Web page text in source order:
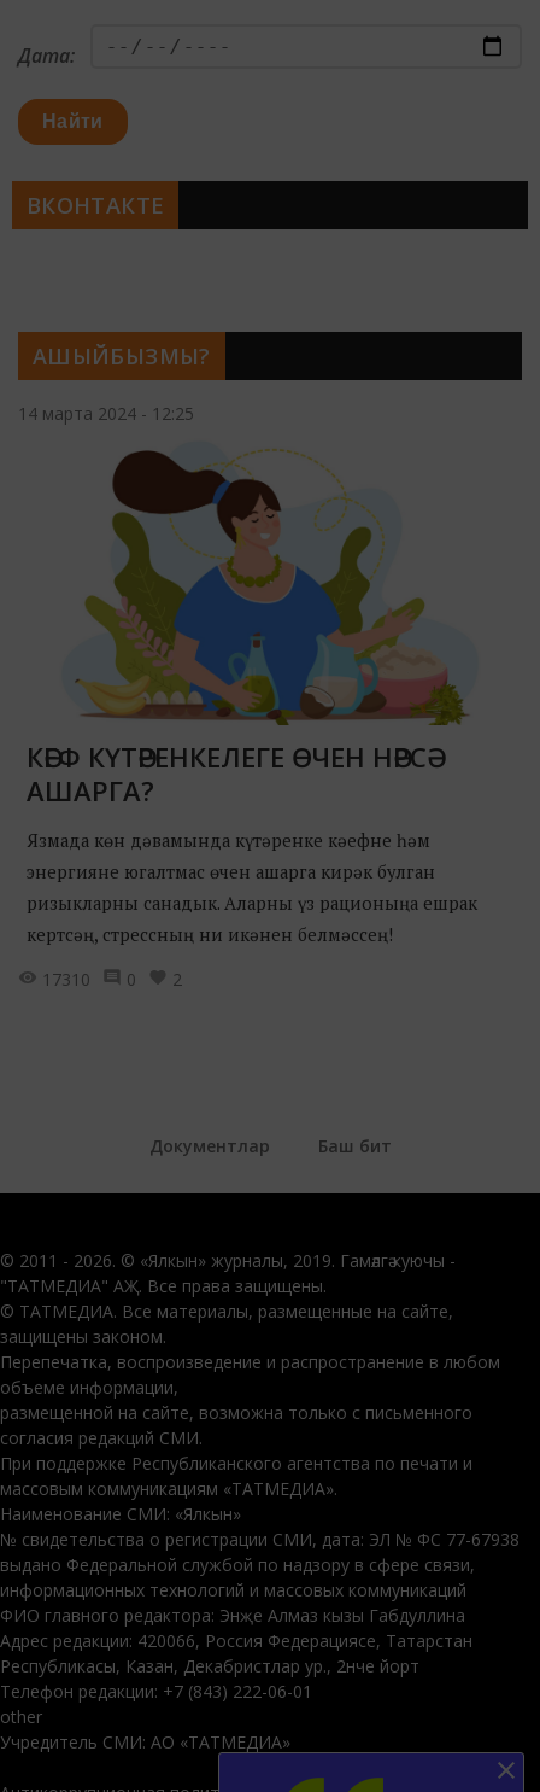
АШЫЙБЫЗМЫ?
14 марта 2024 - 12:25
КӘЕФ КҮТӘРЕНКЕЛЕГЕ ӨЧЕН НӘРСӘ
АШАРГА?
Язмада көн дәвамында күтәренке кәефне һәм
энергияне югалтмас өчен ашарга кирәк булган
ризыкларны санадык. Аларны үз рационыңа ешрак
кертсәң, стрессның ни икәнен белмәссең!
17310
0 2
Дата:
Найти
ВКОНТАКТЕ
Документлар Баш бит
© 2011 - 2026. © «Ялкын» журналы, 2019. Гамәлгә куючы -
"ТАТМЕДИА" АҖ. Все права защищены.
© ТАТМЕДИА. Все материалы, размещенные на сайте,
защищены законом.
Перепечатка, воспроизведение и распространение в любом
объеме информации,
размещенной на сайте, возможна только с письменного
согласия редакций СМИ.
При поддержке Республиканского агентства по печати и
массовым коммуникациям «ТАТМЕДИА».
Наименование СМИ: «Ялкын»
№ свидетельства о регистрации СМИ, дата: ЭЛ № ФС 77-67938
выдано Федеральной службой по надзору в сфере связи,
информационных технологий и массовых коммуникаций
ФИО главного редактора: Энҗе Алмаз кызы Габдуллина
Адрес редакции: 420066, Россия Федерациясе, Татарстан
Республикасы, Казан, Декабристлар ур., 2нче йорт
Телефон редакции: +7 (843) 222-06-01
other
Учредитель СМИ: АО «ТАТМЕДИА»